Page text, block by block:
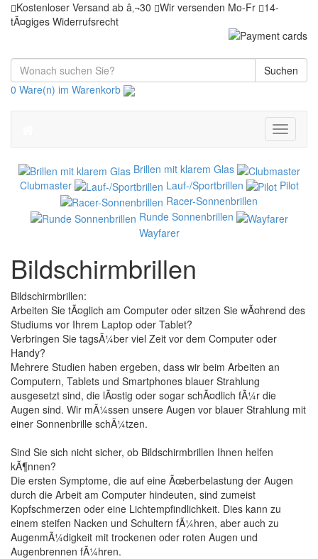
Kostenloser Versand ab â‚¬30 Wir versenden Mo-Fr
14-
tÃ¤giges Widerrufsrecht
Suchen
0 Ware(n) im Warenkorb
Toggle
Brillen mit klarem Glas
Clubmaster
Lauf-/Sportbrillen
Pilot
Racer-Sonnenbrillen
Runde Sonnenbrillen
Wayfarer
Bildschirmbrillen
Bildschirmbrillen:
Arbeiten Sie tÃ¤glich am Computer oder sitzen Sie wÃ¤hrend des
Studiums vor Ihrem Laptop oder Tablet?
Verbringen Sie tagsÃ¼ber viel Zeit vor dem Computer oder
Handy?
Mehrere Studien haben ergeben, dass wir beim Arbeiten an
Computern, Tablets und Smartphones blauer Strahlung
ausgesetzt sind, die lÃ¤stig oder sogar schÃ¤dlich fÃ¼r die
Augen sind. Wir mÃ¼ssen unsere Augen vor blauer Strahlung mit
einer Sonnenbrille schÃ¼tzen.
Sind Sie sich nicht sicher, ob Bildschirmbrillen Ihnen helfen
kÃ¶nnen?
Die ersten Symptome, die auf eine Ãœberbelastung der Augen
durch die Arbeit am Computer hindeuten, sind zumeist
Kopfschmerzen oder eine Lichtempfindlichkeit. Dies kann zu
einem steifen Nacken und Schultern fÃ¼hren, aber auch zu
AugenmÃ¼digkeit mit trockenen oder roten Augen und
Augenbrennen fÃ¼hren.